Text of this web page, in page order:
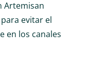
Artemisan
evitar el
en los canales